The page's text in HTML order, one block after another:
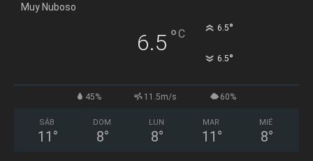
Muy Nuboso
6.5 °C 6.5°
6.5°
45% 11.5m/s 60%
SÁB
11 °
DOM
8°
LUN
8°
MAR
11 °
MIÉ
8°